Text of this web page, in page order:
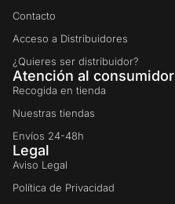
Contacto
Acceso a Distribuidores
¿Quieres ser distribuidor?
Atención al consumidor
Recogida en tienda
Nuestras tiendas
Envíos 24-48h
Legal
Aviso Legal
Política de Privacidad